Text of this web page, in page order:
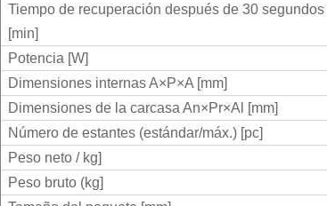
Tiempo de recuperación después de 30 segundos
[min]
Potencia [W]
Dimensiones internas A×P×A [mm]
Dimensiones de la carcasa An×Pr×Al [mm]
Número de estantes (estándar/máx.) [pc]
Peso neto / kg]
Peso bruto (kg]